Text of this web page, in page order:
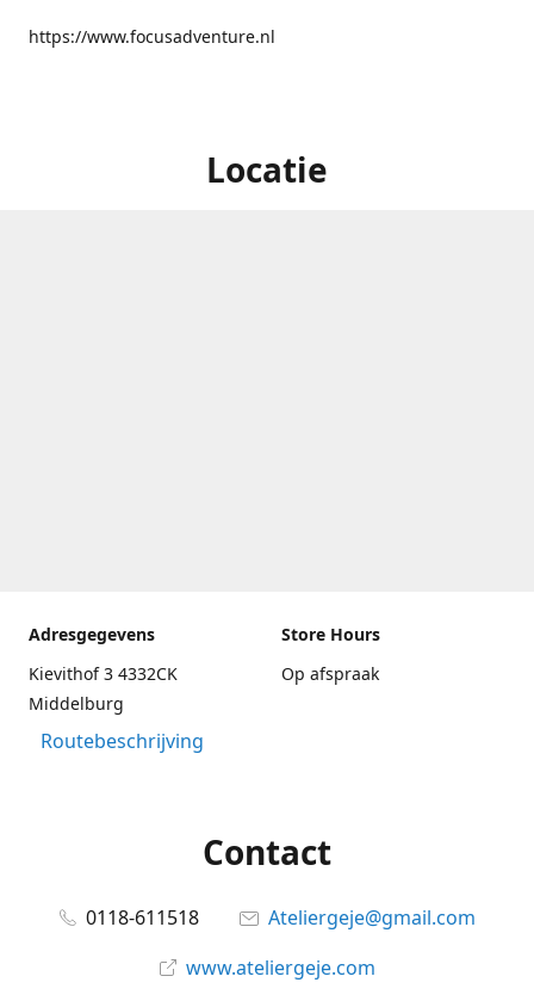
https://www.focusadventure.nl
Locatie
Adresgegevens
Kievithof 3 4332CK
Middelburg
Routebeschrijving
Store Hours
Op afspraak
Contact
0118-611518
Ateliergeje@gmail.com
www.ateliergeje.com